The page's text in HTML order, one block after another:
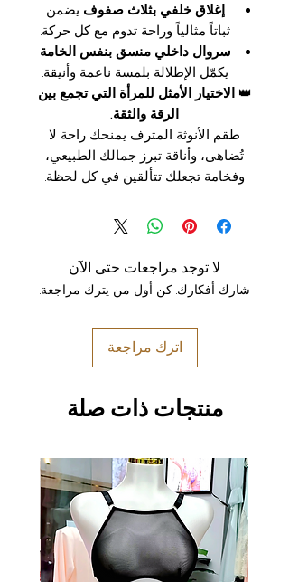
إغلاق خلفي بثلاث صفوف يضمن
ثباتاً مثالياً وراحة تدوم مع كل حركة.
سروال داخلي منسق بنفس الخامة
يكمّل الإطلالة بلمسة ناعمة وأنيقة.
👑الاختيار الأمثل للمرأة التي تجمع بين
الرقة والثقة.
طقم الأنوثة المترف يمنحك راحة لا
تُضاهى، وأناقة تبرز جمالك الطبيعي،
وفخامة تجعلك تتألقين في كل لحظة.
لا توجد مراجعات حتى الآن
شارك أفكارك. كن أول من يترك مراجعة.
اترك مراجعة
منتجات ذات صلة